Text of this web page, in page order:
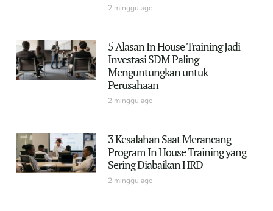
2 minggu ago
5 Alasan In House Training Jadi
Investasi SDM Paling
Menguntungkan untuk
Perusahaan
2 minggu ago
3 Kesalahan Saat Merancang
Program In House Training yang
Sering Diabaikan HRD
2 minggu ago